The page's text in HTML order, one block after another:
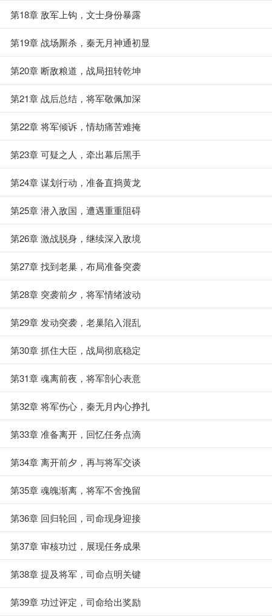
第18章 敌军上钩，文士身份暴露
第19章 战场厮杀，秦无月神通初显
第20章 断敌粮道，战局扭转乾坤
第21章 战后总结，将军敬佩加深
第22章 将军倾诉，情劫痛苦难掩
第23章 可疑之人，牵出幕后黑手
第24章 谋划行动，准备直捣黄龙
第25章 潜入敌国，遭遇重重阻碍
第26章 激战脱身，继续深入敌境
第27章 找到老巢，布局准备突袭
第28章 突袭前夕，将军情绪波动
第29章 发动突袭，老巢陷入混乱
第30章 抓住大臣，战局彻底稳定
第31章 魂离前夜，将军剖心表意
第32章 将军伤心，秦无月内心挣扎
第33章 准备离开，回忆任务点滴
第34章 离开前夕，再与将军交谈
第35章 魂魄渐离，将军不舍挽留
第36章 回归轮回，司命现身迎接
第37章 审核功过，展现任务成果
第38章 提及将军，司命点明关键
第39章 功过评定，司命给出奖励